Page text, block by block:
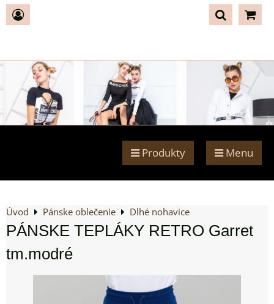
Produkty Menu
Úvod Pánske oblečenie Dlhé nohavice
PÁNSKE TEPLÁKY RETRO Garret
tm.modré